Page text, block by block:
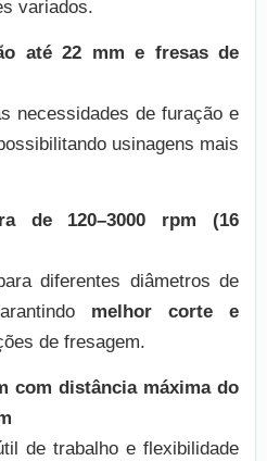
variados.
até 22 mm e fresas de
necessidades de furação e
usinagens mais
de 120–3000 rpm (16
diferentes diâmetros de
melhor corte e
de fresagem.
com distância máxima do
de trabalho e flexibilidade